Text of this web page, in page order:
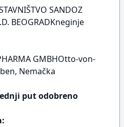
SANDOZ
BEOGRADKneginje
GMBHOtto-von-
Nemačka
put odobreno